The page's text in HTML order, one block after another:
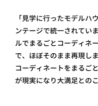
「見学に行ったモデルハ
ンテージで統一されてい
ルでまるごとコーディネ
で、ほぼそのまま再現し
コーディネートをまるご
が現実になり大満足とのこ